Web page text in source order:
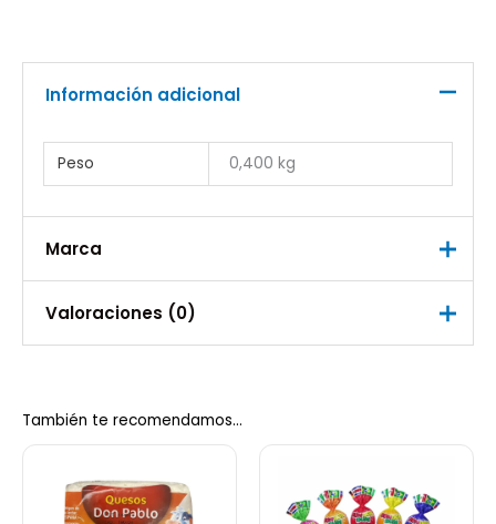
Información adicional
Peso 0,400 kg
Marca
Marca
Talavera Selecta
Valoraciones (0)
Sé el primero en valorar “Queso
Costeño Latino 300 gr Talavera
Selecta”
También te recomendamos…